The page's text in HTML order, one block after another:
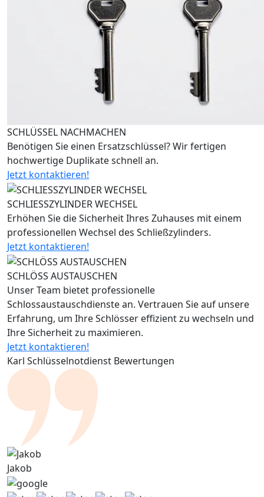
SCHLÜSSEL NACHMACHEN
Benötigen Sie einen Ersatzschlüssel? Wir fertigen
hochwertige Duplikate schnell an.
Jetzt kontaktieren!
SCHLIESSZYLINDER WECHSEL
Erhöhen Sie die Sicherheit Ihres Zuhauses mit einem
professionellen Wechsel des Schließzylinders.
Jetzt kontaktieren!
SCHLÖSS AUSTAUSCHEN
Unser Team bietet professionelle
Schlossaustauschdienste an. Vertrauen Sie auf unsere
Erfahrung, um Ihre Schlösser effizient zu wechseln und
Ihre Sicherheit zu maximieren.
Jetzt kontaktieren!
Karl Schlüsselnotdienst Bewertungen
Jakob